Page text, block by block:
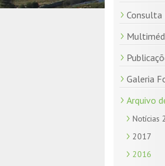
Consulta
Galeria
Arquivo
Notícias
2017
2016